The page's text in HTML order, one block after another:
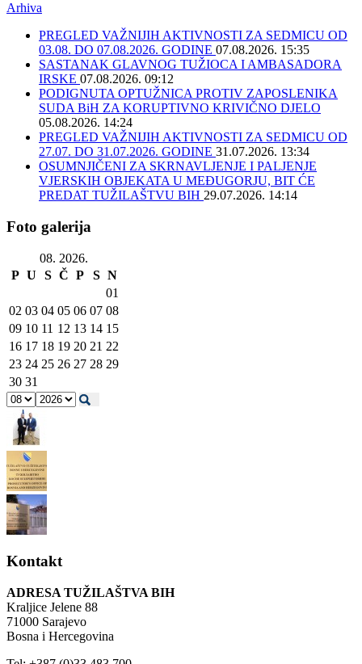
Arhiva
PREGLED VAŽNIJIH AKTIVNOSTI ZA SEDMICU OD
03.08. DO 07.08.2026. GODINE 07.08.2026. 15:35
SASTANAK GLAVNOG TUŽIOCA I AMBASADORA
IRSKE 07.08.2026. 09:12
PODIGNUTA OPTUŽNICA PROTIV ZAPOSLENIKA
SUDA BiH ZA KORUPTIVNO KRIVIČNO DJELO
05.08.2026. 14:24
PREGLED VAŽNIJIH AKTIVNOSTI ZA SEDMICU OD
27.07. DO 31.07.2026. GODINE 31.07.2026. 13:34
OSUMNJIČENI ZA SKRNAVLJENJE I PALJENJE
VJERSKIH OBJEKATA U MEĐUGORJU, BIT ĆE
PREDAT TUŽILAŠTVU BIH 29.07.2026. 14:14
Foto galerija
08. 2026.
P U S Č P S N
01
02 03 04 05 06 07 08
09 10 11 12 13 14 15
16 17 18 19 20 21 22
23 24 25 26 27 28 29
30 31
Kontakt
ADRESA TUŽILAŠTVA BIH
Kraljice Jelene 88
71000 Sarajevo
Bosna i Hercegovina